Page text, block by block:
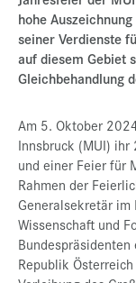
hohe
seiner Verdienste
auf diesem Gebiet
Gleichbehandlung
Am 5. Oktober
Innsbruck (MUI)
und einer Feier für
Rahmen der
Generalsekretär
Wissenschaft und
Republik